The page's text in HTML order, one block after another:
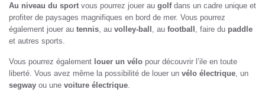
Au niveau du sport vous pourrez jouer au golfdans un cadre unique et
profiter de paysages magnifiques en bord de mer. Vous pourrez
également jouer au tennis , au volley-ball , au football , faire du paddle
et autres sports.
Vous pourrez également louer un vélo pour découvrir l’ile en toute
liberté. Vous avez même la possibilité de louer un vélo électrique , un
segway ou une voiture électrique